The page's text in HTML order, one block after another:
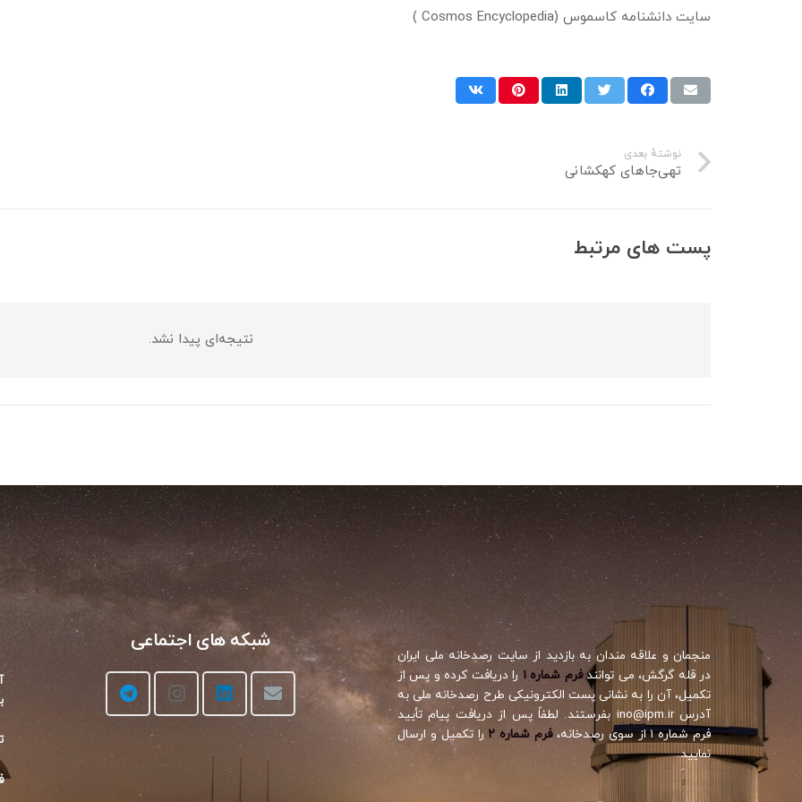
سایت دانشنامه کاسموس (Cosmos Encyclopedia )
نوشتهٔ بعدی
تهی‌جاهای کهکشانی
پست های مرتبط
نتیجه‌ای پیدا نشد.
منجمان و علاقه مندان به بازدید از سایت رصدخانه ملی ایران
در قله گرگش، می توانندفرم شماره ۱ را دریافت کرده و پس از
تکمیل، آن را به نشانی پست الکترونیکی طرح رصدخانه ملی به
آدرس ino@ipm.ir بفرستند. لطفاً پس از دریافت پیام تأیید
فرم شماره ۱ از سوی رصدخانه،
فرم شماره ۲
را تکمیل و ارسال
نمایید.
شبکه های اجتماعی